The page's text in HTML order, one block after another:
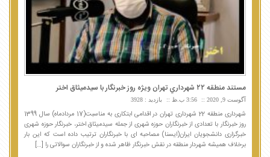
مستند منطقه ٢٢ شهرداري تهران ويژه روز خبرنگار با سيدميثاق اختر
آگوست 9, 2020 3:56 ب.ظ بازدید : 3928
شهرداری منطقه 22 شهرداری تهران در اقدامی ابتکاری به مناسبت(17 مردادماه) سال 1399
روز خبرنگار با تعدادی از خبرنگاران حوزه شهری از جمله سیدمیثاق اختر، خبرنگار حوزه شهری
خبرگزاری دانشجویان ایران(ایسنا) مصاحبه ای با خبرنگاران ترتیب داده است که این بار
برخلاف همیشه شهردار منطقه در نقش خبرنگار ظاهر شده و از خبرنگاران سوالاتی را […]